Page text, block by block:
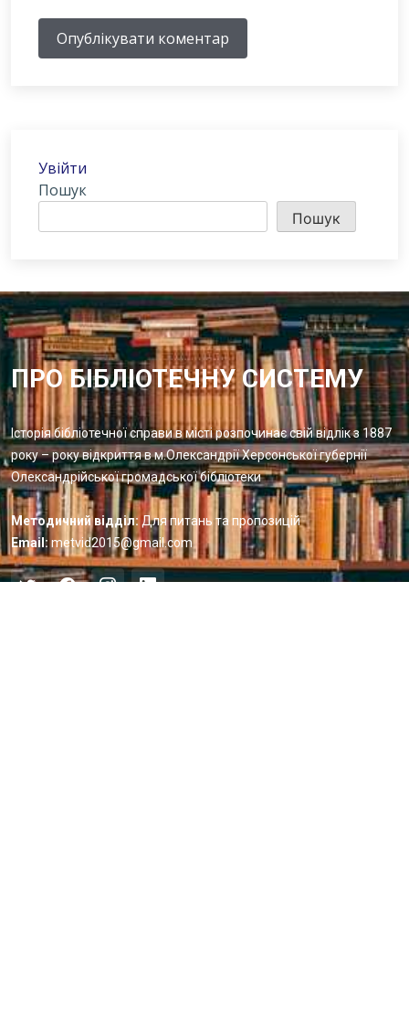
Опублікувати коментар
Увійти
Пошук
Пошук
ПРО БІБЛІОТЕЧНУ СИСТЕМУ
Історія бібліотечної справи в місті розпочинає свій відлік з 1887
року – року відкриття в м.Олександрії Херсонської губернії
Олександрійської громадської бібліотеки
Методичний відділ: Для питань та пропозицій
Email: metvid2015@gmail.com